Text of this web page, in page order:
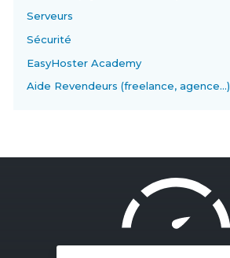
Serveurs
Sécurité
EasyHoster Academy
Aide Revendeurs (freelance, agence…)